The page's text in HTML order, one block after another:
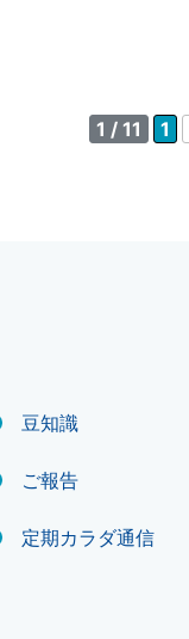
1 / 11 1
豆知識
ご報告
定期カラダ通信